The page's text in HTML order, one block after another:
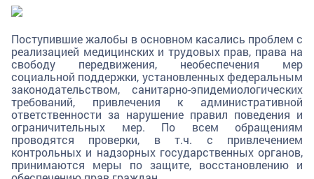
Поступившие жалобы в основном касались проблем с
реализацией медицинских и трудовых прав, права на
свободу передвижения, необеспечения мер
социальной поддержки, установленных федеральным
законодательством, санитарно-эпидемиологических
требований, привлечения к административной
ответственности за нарушение правил поведения и
ограничительных мер. По всем обращениям
проводятся проверки, в т.ч. с привлечением
контрольных и надзорных государственных органов,
принимаются меры по защите, восстановлению и